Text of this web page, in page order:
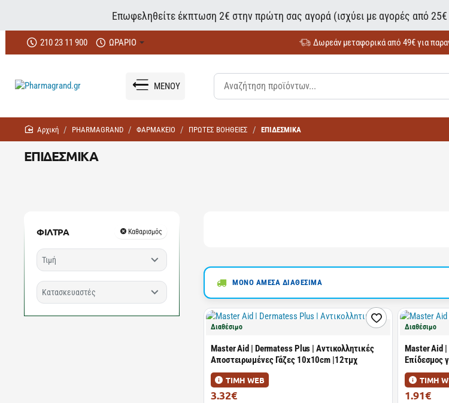
Επωφεληθείτε έκπτωση 2€ στην πρώτη σας αγορά (ισχύει με αγορές από
210 23 11 900 ΩΡΑΡΙΟ Δωρεάν μεταφορικά από 49€ για
ΜΕΝΟΥ
ΕΠΙΔΕΣΜΙΚΑ
homePHARMAGRAND ΦΑΡΜΑΚΕΙΟ ΠΡΩΤΕΣ ΒΟΗΘΕΙΕΣ ΕΠΙΔΕΣΜΙΚΑ
ΦΙΛΤΡΑ Καθαρισμός
Τιμή
Κατασκευαστές
ΜΟΝΟ ΑΜΕΣΑ ΔΙΑΘΕΣΙΜΑ
Διαθέσιμο
Master Aid | Dermatess Plus | Αντικολλητικές
Αποστειρωμένες Γάζες 10x10cm |12τμχ
ΤΙΜΗ WEB
3.32€
Διαθέσιμο
Master Aid |
Επίδεσμος
ΤΙΜΗ
1.91€